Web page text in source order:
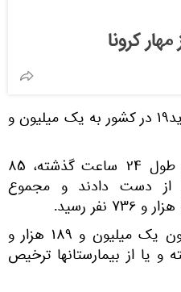
کرونا
وی افزود: مجموع بیماران کووید۱۹ در کشور به یک میلیون و
لاری ادامه داد: متاسفانه در طول ۲۴ ساعت گذشته، ۸۵
خود را از دست دادند و مجموع
به گفته وی خوشبختانه تا کنون یک میلیون و ۱۸۹ هزار و
و یا از بیمارستانها ترخیص